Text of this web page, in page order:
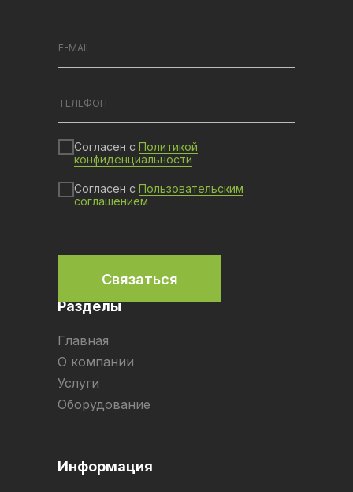
Разделы
Информация
Главная
О компании
Услуги
Оборудование
Согласен с Политикой
конфиденциальности
Согласен с Пользовательским
соглашением
Связаться